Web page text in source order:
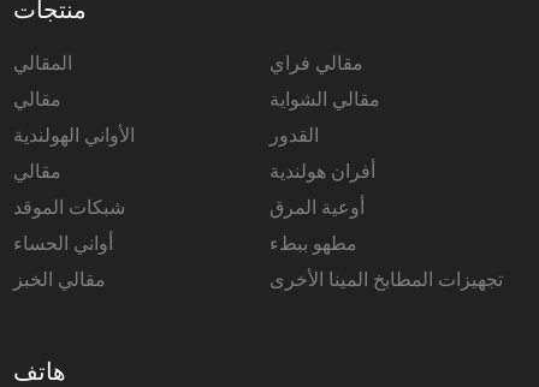
منتجات
المقالي
مقالي
الأواني الهولندية
مقالي
شبكات الموقد
أواني الحساء
مقالي الخبز
مقالي فراي
مقالي الشواية
القدور
أفران هولندية
أوعية المرق
مطهو ببطء
تجهيزات المطابخ المينا الأخرى
هاتف